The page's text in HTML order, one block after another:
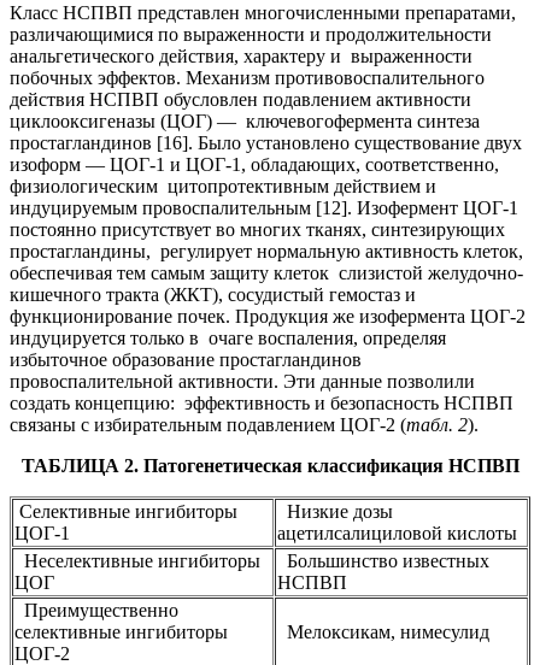
Класс НСПВП представлен многочисленными препаратами,
различающимися по выраженности и продолжительности
анальгетического действия, характеру и выраженности
побочных эффектов. Механизм противовоспалительного
действия НСПВП обусловлен подавлением активности
циклооксигеназы (ЦОГ) — ключевогофермента синтеза
простагландинов [16]. Было установлено существование двух
изоформ — ЦОГ-1 и ЦОГ-1, обладающих, соответственно,
физиологическим цитопротективным действием и
индуцируемым провоспалительным [12]. Изофермент ЦОГ-1
постоянно присутствует во многих тканях, синтезирующих
простагландины, регулирует нормальную активность клеток,
обеспечивая тем самым защиту клеток слизистой желудочно-
кишечного тракта (ЖКТ), сосудистый гемостаз и
функционирование почек. Продукция же изофермента ЦОГ-2
индуцируется только в очаге воспаления, определяя
избыточное образование простагландинов
провоспалительной активности. Эти данные позволили
создать концепцию: эффективность и безопасность НСПВП
связаны с избирательным подавлением ЦОГ-2 (табл. 2).
ТАБЛИЦА 2. Патогенетическая классификация НСПВП
Селективные ингибиторы
ЦОГ-1
Низкие дозы
ацетилсалициловой кислоты
Неселективные ингибиторы
ЦОГ
Большинство известных
НСПВП
Преимущественно
селективные ингибиторы
ЦОГ-2
Мелоксикам, нимесулид